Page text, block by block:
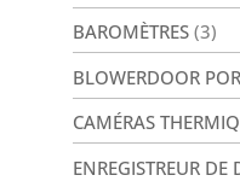
BAROMÈTRES (3)
BLOWERDOOR
CAMÉRAS
ENREGISTREUR DE